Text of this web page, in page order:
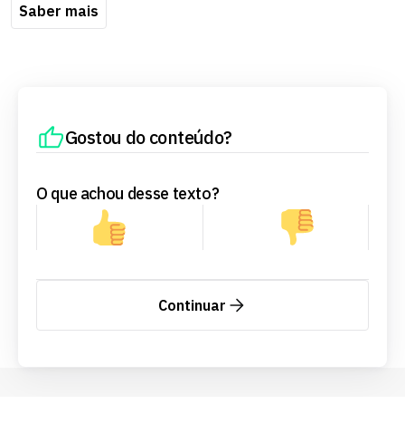
Saber mais
Gostou do conteúdo?
O que achou desse texto?
Continuar